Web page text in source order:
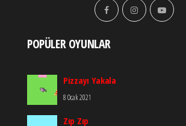
POPÜLER OYUNLAR
Pizzayı Yakala
8 Ocak 2021
Zıp Zıp